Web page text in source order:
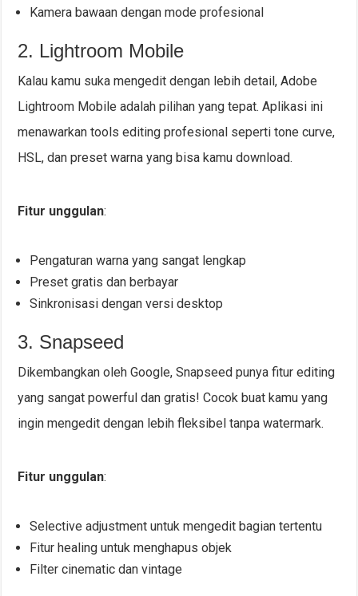
Kamera bawaan dengan mode profesional
2. Lightroom Mobile
Kalau kamu suka mengedit dengan lebih detail, Adobe
Lightroom Mobile adalah pilihan yang tepat. Aplikasi ini
menawarkan tools editing profesional seperti tone curve,
HSL, dan preset warna yang bisa kamu download.
Fitur unggulan:
Pengaturan warna yang sangat lengkap
Preset gratis dan berbayar
Sinkronisasi dengan versi desktop
3. Snapseed
Dikembangkan oleh Google, Snapseed punya fitur editing
yang sangat powerful dan gratis! Cocok buat kamu yang
ingin mengedit dengan lebih fleksibel tanpa watermark.
Fitur unggulan:
Selective adjustment untuk mengedit bagian tertentu
Fitur healing untuk menghapus objek
Filter cinematic dan vintage